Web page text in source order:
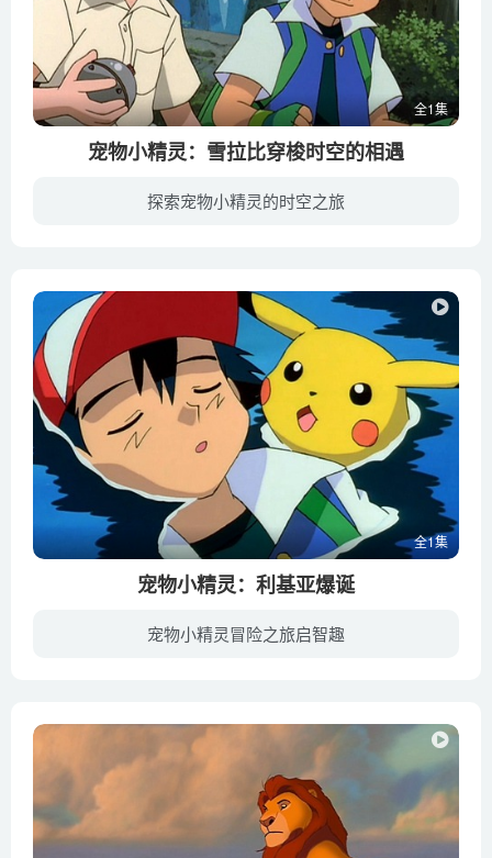
全1集
宠物小精灵：雪拉比穿梭时空的相遇
探索宠物小精灵的时空之旅
全1集
宠物小精灵：利基亚爆诞
宠物小精灵冒险之旅启智趣